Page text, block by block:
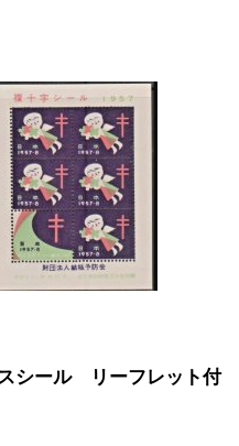
ール リーフレット付